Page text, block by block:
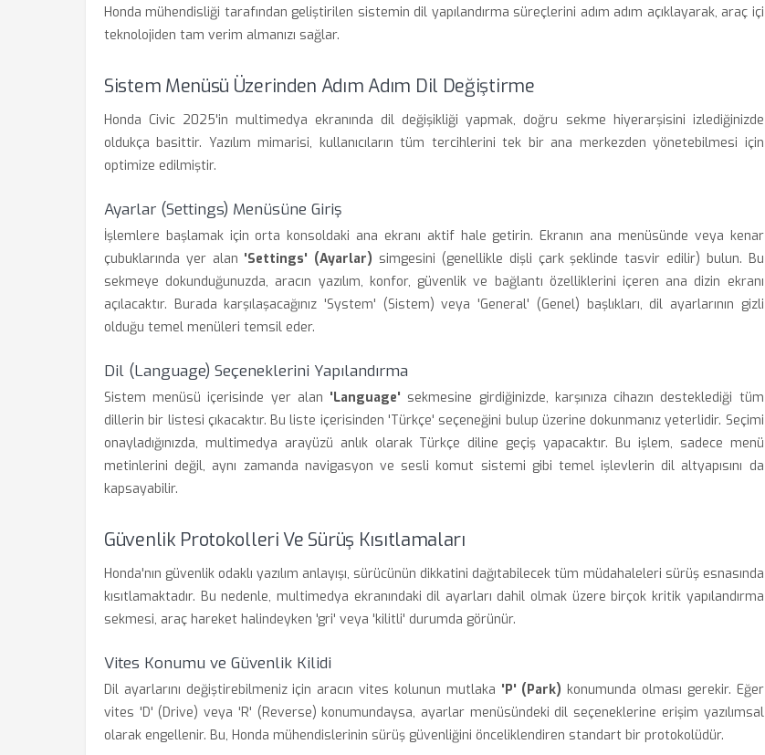
Honda mühendisliği tarafından geliştirilen sistemin dil yapılandırma süreçlerini adım adım açıklayarak, araç içi
teknolojiden tam verim almanızı sağlar.
Sistem Menüsü Üzerinden Adım Adım Dil Değiştirme
Honda Civic 2025'in multimedya ekranında dil değişikliği yapmak, doğru sekme hiyerarşisini izlediğinizde
oldukça basittir. Yazılım mimarisi, kullanıcıların tüm tercihlerini tek bir ana merkezden yönetebilmesi için
optimize edilmiştir.
Ayarlar (Settings) Menüsüne Giriş
İşlemlere başlamak için orta konsoldaki ana ekranı aktif hale getirin. Ekranın ana menüsünde veya kenar
çubuklarında yer alan 'Settings' (Ayarlar) simgesini (genellikle dişli çark şeklinde tasvir edilir) bulun. Bu
sekmeye dokunduğunuzda, aracın yazılım, konfor, güvenlik ve bağlantı özelliklerini içeren ana dizin ekranı
açılacaktır. Burada karşılaşacağınız 'System' (Sistem) veya 'General' (Genel) başlıkları, dil ayarlarının gizli
olduğu temel menüleri temsil eder.
Dil (Language) Seçeneklerini Yapılandırma
Sistem menüsü içerisinde yer alan 'Language' sekmesine girdiğinizde, karşınıza cihazın desteklediği tüm
dillerin bir listesi çıkacaktır. Bu liste içerisinden 'Türkçe' seçeneğini bulup üzerine dokunmanız yeterlidir. Seçimi
onayladığınızda, multimedya arayüzü anlık olarak Türkçe diline geçiş yapacaktır. Bu işlem, sadece menü
metinlerini değil, aynı zamanda navigasyon ve sesli komut sistemi gibi temel işlevlerin dil altyapısını da
kapsayabilir.
Güvenlik Protokolleri Ve Sürüş Kısıtlamaları
Honda'nın güvenlik odaklı yazılım anlayışı, sürücünün dikkatini dağıtabilecek tüm müdahaleleri sürüş esnasında
kısıtlamaktadır. Bu nedenle, multimedya ekranındaki dil ayarları dahil olmak üzere birçok kritik yapılandırma
sekmesi, araç hareket halindeyken 'gri' veya 'kilitli' durumda görünür.
Vites Konumu ve Güvenlik Kilidi
Dil ayarlarını değiştirebilmeniz için aracın vites kolunun mutlaka 'P' (Park) konumunda olması gerekir. Eğer
vites 'D' (Drive) veya 'R' (Reverse) konumundaysa, ayarlar menüsündeki dil seçeneklerine erişim yazılımsal
olarak engellenir. Bu, Honda mühendislerinin sürüş güvenliğini önceliklendiren standart bir protokolüdür.